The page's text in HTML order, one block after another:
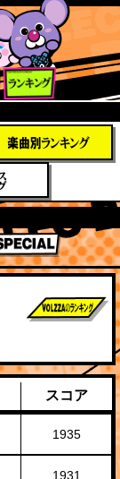
ング
SPECIAL
スコア
1935
1931